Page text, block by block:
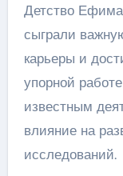
Детство
сыграли
карьеры и
упорной
известным
влияние на
исследований.